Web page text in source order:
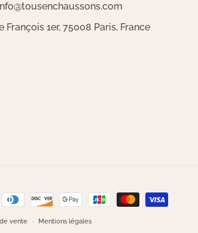
François 1er, 75008 Paris, France
vente Mentions légales